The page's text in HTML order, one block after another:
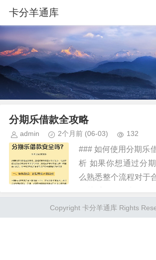
卡分羊通库
分期乐借款全攻略
admin 2个月前 (06-03) 132
### 如何使用分期乐
析 如果你想通过分
么熟悉整个流程对于
账号或登录已有的账
点击“立即借款”按钮
Copyright 卡分羊通库 Rights